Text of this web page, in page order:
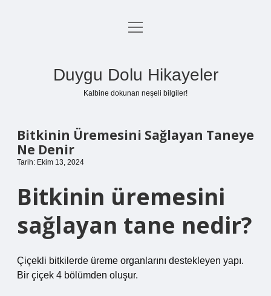
Anasayfa
menüyü
Duygu Dolu Hikayeler
Kalbine dokunan neşeli bilgiler!
Bitkinin Üremesini Sağlayan Taneye
Ne Denir
Tarih: Ekim 13, 2024
Bitkinin üremesini
sağlayan tane nedir?
Çiçekli bitkilerde üreme organlarını destekleyen yapı.
Bir çiçek 4 bölümden oluşur.